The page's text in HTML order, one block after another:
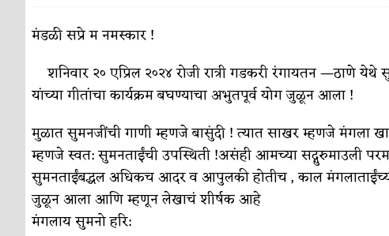
पुस्तके बदलायची आहेत तुम्हाला! कविता-गझल-चारोळी-वात्रटिका
किती घोषणांचा पाऊस होता कविता-गझल-चारोळी-वात्रटिका
कसं हुईन तं हू माय… परिचय आणि परिक्षणे
काळजाचे प्रेत कविता-गझल-चारोळी-वात्रटिका
मंडळी सप्रे म नमस्कार !
शनिवार २० एप्रिल २०२४ रोजी रात्री गडकरी रंगायतन —ठाणे
यांच्या गीतांचा कार्यक्रम बघण्याचा अभुतपूर्व योग जुळून आला !
मुळात सुमनजींची गाणी म्हणजे बासुंदी ! त्यात साखर म्हणजे मंगला
म्हणजे स्वत: सुमनताईंची उपस्थिती !असंही आमच्या सद्गुरुमाउली
सुमनताईंबद्धल अधिकच आदर व आपुलकी होतीच , काल
जुळून आला आणि म्हणून लेखाचं शीर्षक आहे
मंगलाय सुमनो हरि: